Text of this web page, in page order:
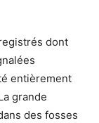
dont
entièrement
grande
des fosses